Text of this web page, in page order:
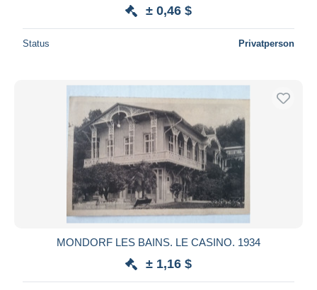
± 0,46 $
Status Privatperson
MONDORF LES BAINS. LE CASINO. 1934
± 1,16 $